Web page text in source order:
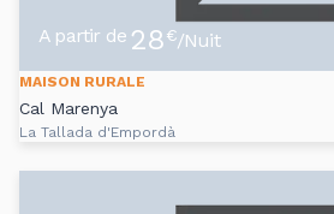
A partir de 28€/Nuit
MAISON RURALE
Cal Marenya
La Tallada d'Empordà